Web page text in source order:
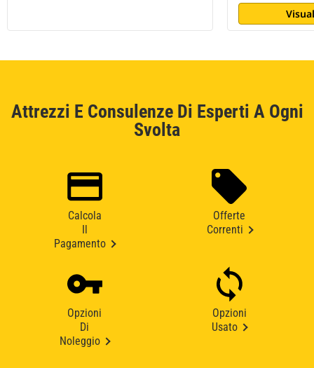
Attrezzi E Consulenze Di Esperti A Ogni
Svolta
Calcola
Pagamento
Offerte
Correnti
Opzioni
Di
Noleggio
Opzioni
Usato